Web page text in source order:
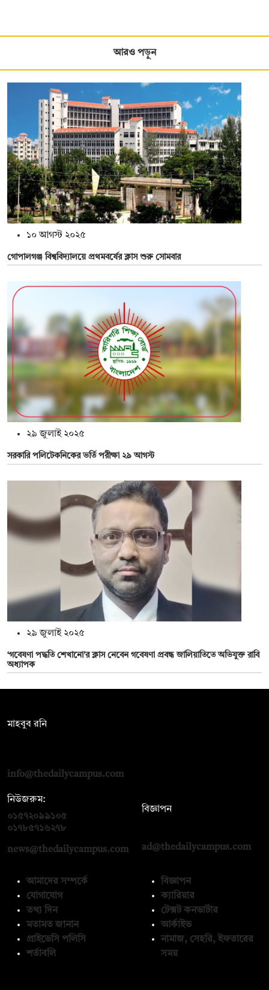
আরও পড়ুন
১০ আগস্ট ২০২৫
গোপালগঞ্জ বিশ্ববিদ্যালয়ে প্রথমবর্ষের ক্লাস শুরু সোমবার
২৯ জুলাই ২০২৫
সরকারি পলিটেকনিকের ভর্তি পরীক্ষা ২৯ আগস্ট
২৯ জুলাই ২০২৫
‘গবেষণা পদ্ধতি শেখানো’র ক্লাস নেবেন গবেষণা প্রবন্ধ জালিয়াতিতে অভিযুক্ত রাবি
অধ্যাপক
মাহবুব রনি
info@thedailycampus.com
নিউজরুম:
০১৫৭২০৯৯১০৫
০১৭৮৫৭১৬২৭৮
news@thedailycampus.com
বিজ্ঞাপন
ad@thedailycampus.com
আমাদের সম্পর্কে
যোগাযোগ
তথ্য দিন
মতামত জানান
প্রাইভেসি পলিসি
শর্তাবলি
বিজ্ঞাপন
ক্যারিয়ার
টেক্সট কনভার্টার
আর্কাইভ
নামাজ, সেহরি, ইফতারের
সময়